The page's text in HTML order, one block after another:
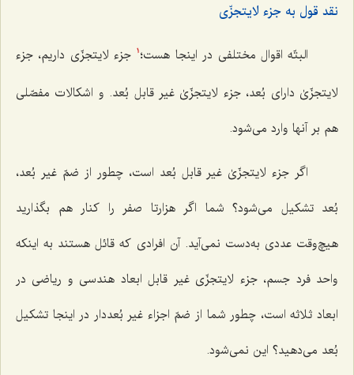
نقد قول به جزء لایتجزّی
البتّه اقوال مختلفی در اینجا هست؛ 1
جزء لایتجزّی داریم، جزء
لایتجزّیٰ دارای بُعد، جزء لایتجزّیٰ غیر قابل بُعد. و اشکالات مفصّلی
هم بر آنها وارد می‌شود.
اگر جزء لایتجزّیٰ غیر قابل بُعد است، چطور از ضمّ غیر بُعد،
بُعد تشکیل می‌شود؟ شما اگر هزارتا صفر را کنار هم بگذارید
هیچ‌وقت عددی به‌دست نمی‌آید. آن افرادی که قائل هستند به اینکه
واحد فرد جسم، جزء لایتجزّی غیر قابل ابعاد هندسی و ریاضی در
ابعاد ثلاثه است، چطور شما از ضمّ اجزاء غیر بُعددار در اینجا تشکیل
بُعد می‌دهید؟ این نمی‌شود.